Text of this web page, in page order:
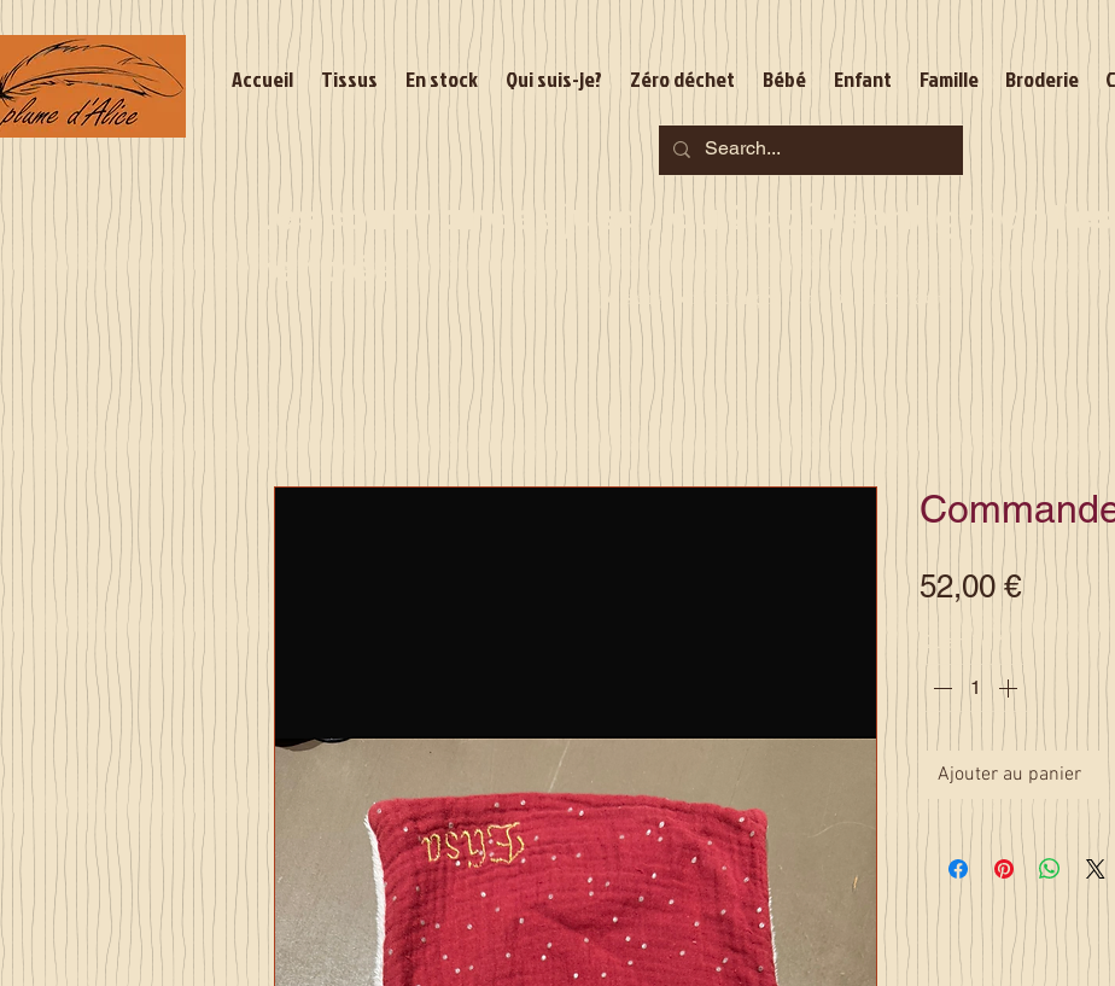
Accueil Tissus En stock Qui suis-je? Zéro déchet Bébé Enfant Famille Broderie
Les commandes jusqu'au 2 août sont
rentrée
Je serai en congés du 10 au 23 août
52,00 €Prix
Quantité *
Ajouter au panier